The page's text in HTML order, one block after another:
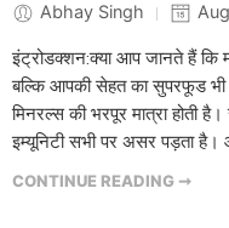
Abhay Singh
इंट्रोडक्शन:क्या आप जानते हैं कि
बल्कि आपकी सेहत का सुपरफूड
मिनरल्स की भरपूर मात्रा होती
इम्यूनिटी सभी पर असर पड़ता
CONTINUE READING ➞